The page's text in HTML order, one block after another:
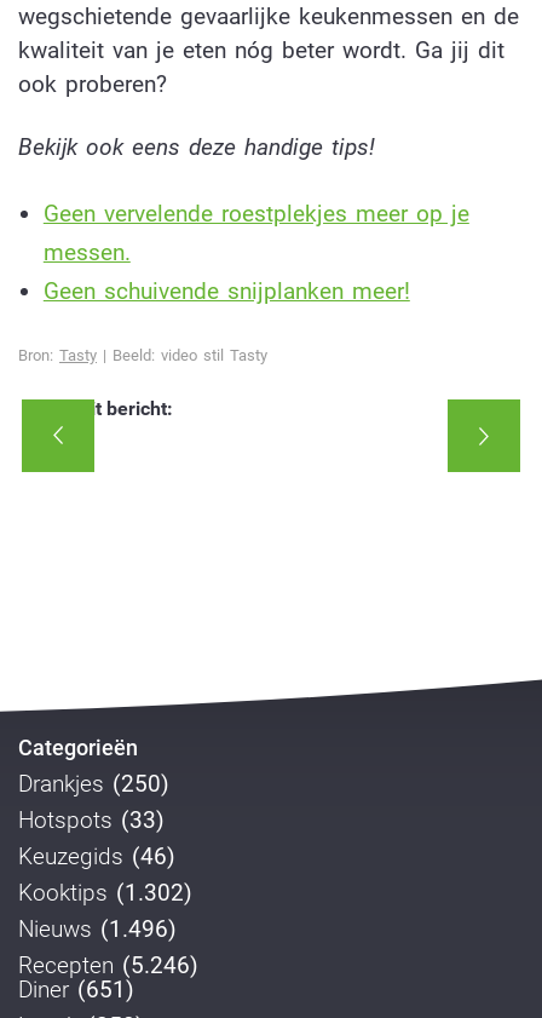
wegschietende gevaarlijke keukenmessen en de
kwaliteit van je eten nóg beter wordt. Ga jij dit
ook proberen?
Bekijk ook eens deze handige tips!
Geen vervelende roestplekjes meer op je
messen.
Geen schuivende snijplanken meer!
Bron: Tasty | Beeld: video stil Tasty
Deel dit bericht:
Categorieën
Drankjes (250)
Hotspots (33)
Keuzegids (46)
Kooktips (1.302)
Nieuws (1.496)
Recepten (5.246)
Diner (651)